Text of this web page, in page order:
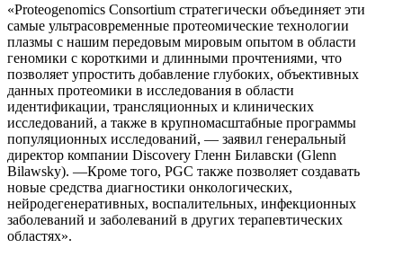
«Proteogenomics Consortium стратегически объединяет эти
самые ультрасовременные протеомические технологии
плазмы с нашим передовым мировым опытом в области
геномики с короткими и длинными прочтениями, что
позволяет упростить добавление глубоких, объективных
данных протеомики в исследования в области
идентификации, трансляционных и клинических
исследований, а также в крупномасштабные программы
популяционных исследований, — заявил генеральный
директор компании Discovery Гленн Билавски (Glenn
Bilawsky). —Кроме того, PGC также позволяет создавать
новые средства диагностики онкологических,
нейродегенеративных, воспалительных, инфекционных
заболеваний и заболеваний в других терапевтических
областях».